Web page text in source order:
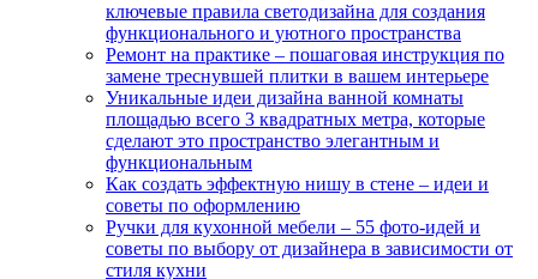
ключевые правила светодизайна для создания
функционального и уютного пространства
Ремонт на практике – пошаговая инструкция по
замене треснувшей плитки в вашем интерьере
Уникальные идеи дизайна ванной комнаты
площадью всего 3 квадратных метра, которые
сделают это пространство элегантным и
функциональным
Как создать эффектную нишу в стене – идеи и
советы по оформлению
Ручки для кухонной мебели – 55 фото-идей и
советы по выбору от дизайнера в зависимости от
стиля кухни